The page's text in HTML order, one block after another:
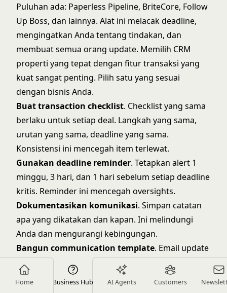
Home Business Hub AI Agents Customers
Puluhan ada: Paperless Pipeline, BriteCore, Follow
Up Boss, dan lainnya. Alat ini melacak deadline,
mengingatkan Anda tentang tindakan, dan
membuat semua orang update. Memilih CRM
properti yang tepatdengan fitur transaksi yang
kuat sangat penting. Pilih satu yang sesuai
dengan bisnis Anda.
Buat transaction checklist. Checklist yang sama
berlaku untuk setiap deal. Langkah yang sama,
urutan yang sama, deadline yang sama.
Konsistensi ini mencegah item terlewat.
Gunakan deadline reminder. Tetapkan alert 1
minggu, 3 hari, dan 1 hari sebelum setiap deadline
kritis. Reminder ini mencegah oversights.
Dokumentasikan komunikasi. Simpan catatan
apa yang dikatakan dan kapan. Ini melindungi
Anda dan mengurangi kebingungan.
Bangun communication template. Email update
mingguan, pengenalan pihak baru, notifikasi
masalah—buat template yang dapat Anda